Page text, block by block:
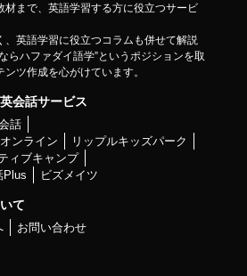
材まで、英語学習する方に役立つサービ
、英語学習に役立つコラムも併せて解説
らハファダイ語学”というポジションを取
ツ作成を心がけています。
会話サービス
話
ンライン
リップルキッズパーク
ィブキャンプ
Plus
ビズメイツ
て
お問い合わせ